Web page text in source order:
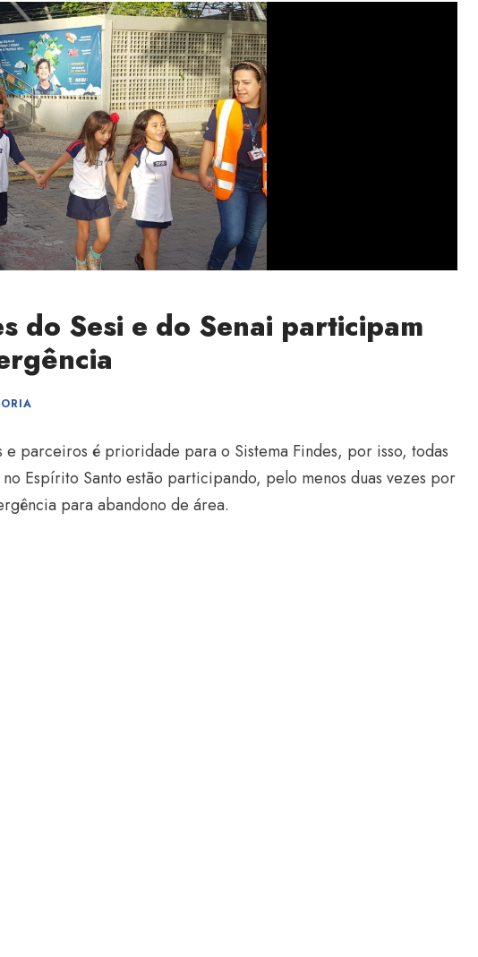
do Sesi e do Senai participam
parceiros é prioridade para o Sistema Findes, por isso, todas
Espírito Santo estão participando, pelo menos duas vezes por
para abandono de área.